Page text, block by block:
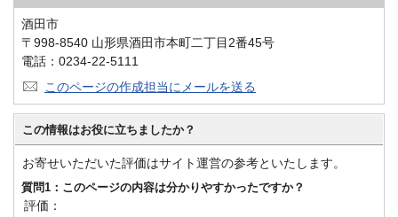
酒田市
〒998-8540 山形県酒田市本町二丁目2番45号
電話：0234-22-5111
このページの作成担当にメールを送る
この情報はお役に立ちましたか？
お寄せいただいた評価はサイト運営の参考といたします。
質問1：このページの内容は分かりやすかったですか？
評価：